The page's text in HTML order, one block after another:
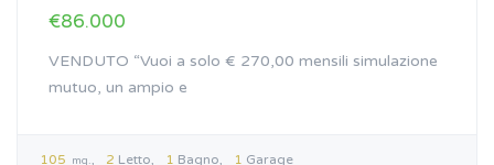
€86.000
VENDUTO “Vuoi a solo € 270,00 mensili simulazione
mutuo, un ampio e
105 mq. 2 Letto 1 Bagno 1 Garage